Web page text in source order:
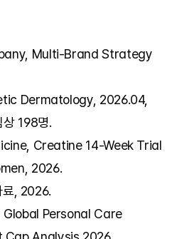
Multi-Brand Strategy
Dermatology, 2026.04,
198명.
Creatine 14-Week Trial
2026.
료, 2026.
Personal Care